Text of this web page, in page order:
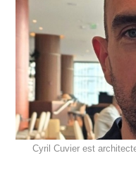
Cyril Cuvier est